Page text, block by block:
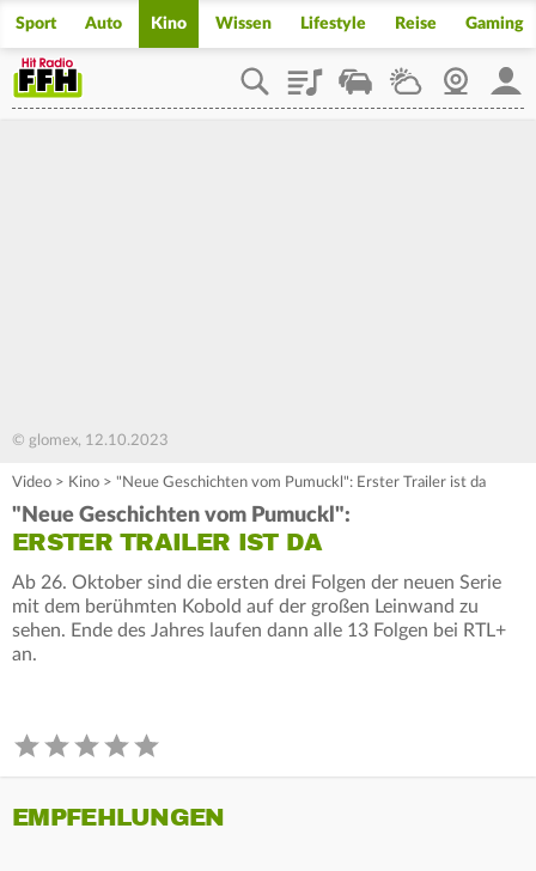
Sport Auto Kino Wissen Lifestyle Reise Gaming
PlaylistStaupilotWetterWebcam
© glomex, 12.10.2023
Video > Kino > "Neue Geschichten vom Pumuckl": Erster Trailer ist da
"Neue Geschichten vom Pumuckl":
ERSTER TRAILER IST DA
Ab 26. Oktober sind die ersten drei Folgen der neuen Serie
mit dem berühmten Kobold auf der großen Leinwand zu
sehen. Ende des Jahres laufen dann alle 13 Folgen bei RTL+
an.
EMPFEHLUNGEN